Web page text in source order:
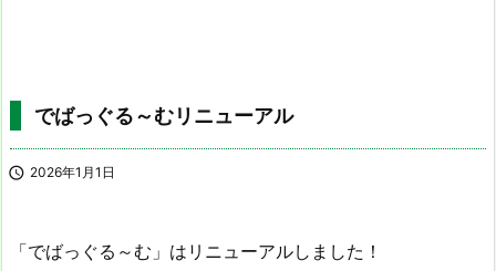
でばっぐる～むリニューアル
 2026年1月1日
「でばっぐる～む」はリニューアルしました！